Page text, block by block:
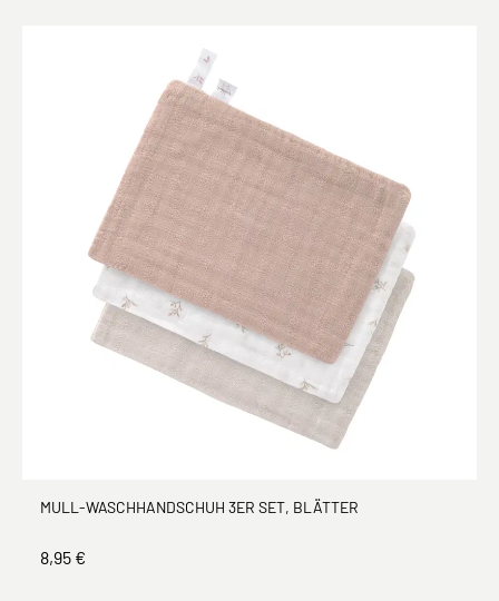
MULL-WASCHHANDSCHUH 3ER SET, BLÄTTER
8,95 €